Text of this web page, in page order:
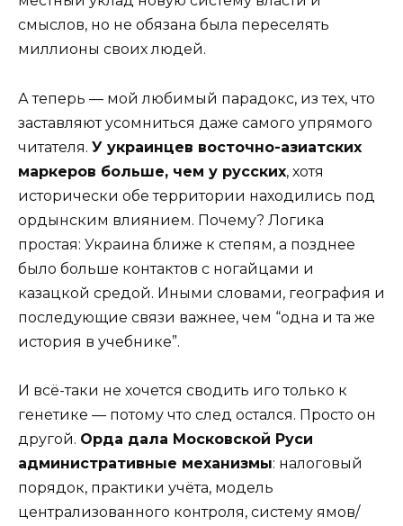
смыслов, но не обязана была переселять
миллионы своих людей.
А теперь — мой любимый парадокс, из тех, что
заставляют усомниться даже самого упрямого
читателя. У украинцев восточно-азиатских
маркеров больше, чем у русских, хотя
исторически обе территории находились под
ордынским влиянием. Почему? Логика
простая: Украина ближе к степям, а позднее
было больше контактов с ногайцами и
казацкой средой. Иными словами, география и
последующие связи важнее, чем “одна и та же
история в учебнике”.
И всё-таки не хочется сводить иго только к
генетике — потому что след остался. Просто он
другой. Орда дала Московской Руси
административные механизмы: налоговый
порядок, практики учёта, модель
централизованного контроля, систему ямов/